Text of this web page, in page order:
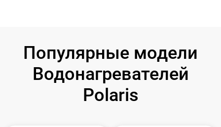
Популярные модели
Водонагревателей
Polaris